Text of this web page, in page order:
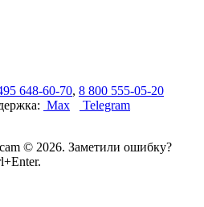
648-60-70, 8 800 555-05-20
Max
Telegram
© 2026. Заметили ошибку?